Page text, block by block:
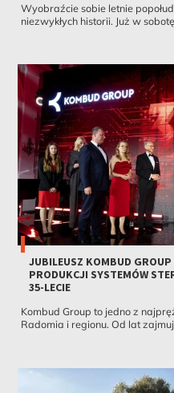
Wyobraźcie sobie letnie
niezwykłych historii. Już w
JUBILEUSZ KOMBUD
PRODUKCJI SYSTEMÓW
35-LECIE
Kombud Group to jedno z
Radomia i regionu. Od lat